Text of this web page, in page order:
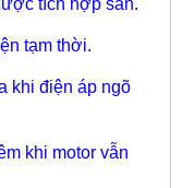
tích hợp sẵn.
tạm thời.
khi điện áp ngõ
khi motor vẫn